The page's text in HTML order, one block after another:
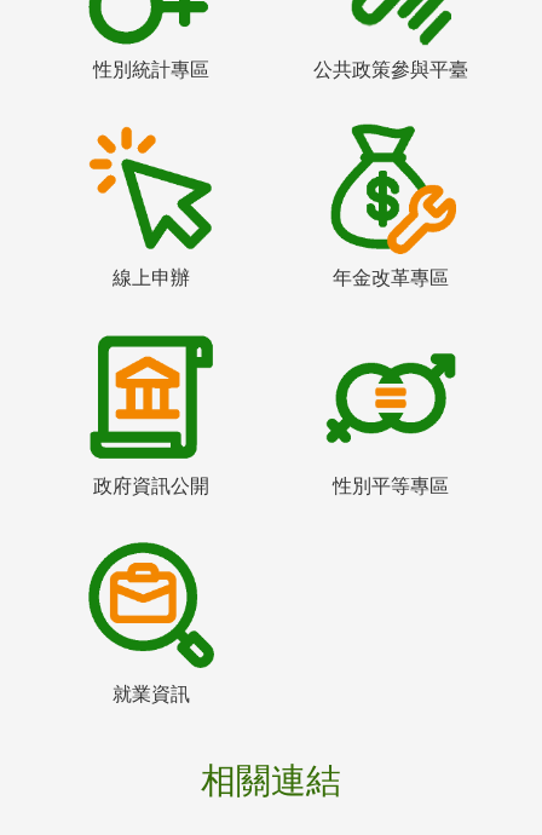
性別統計專區 公共政策參與平臺
線上申辦 年金改革專區
政府資訊公開 性別平等專區
就業資訊
相關連結